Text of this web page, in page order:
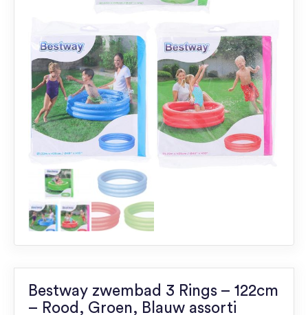
Bestway zwembad 3 Rings – 122cm
– Rood, Groen, Blauw assorti